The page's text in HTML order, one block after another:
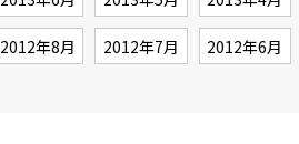
2012年8月 2012年7月 2012年6月